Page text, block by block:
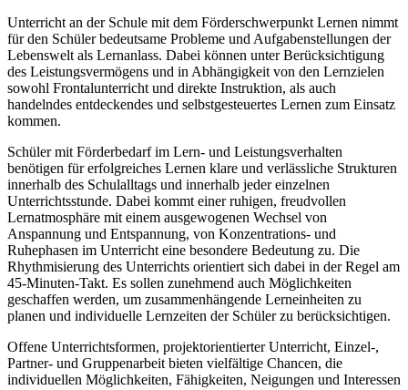
Unterricht an der Schule mit dem Förderschwerpunkt Lernen nimmt
für den Schüler bedeutsame Probleme und Aufgabenstellungen der
Lebenswelt als Lernanlass. Dabei können unter Berücksichtigung
des Leistungsvermögens und in Abhängigkeit von den Lernzielen
sowohl Frontalunterricht und direkte Instruktion, als auch
handelndes entdeckendes und selbstgesteuertes Lernen zum Einsatz
kommen.
Schüler mit Förderbedarf im Lern- und Leistungsverhalten
benötigen für erfolgreiches Lernen klare und verlässliche Strukturen
innerhalb des Schulalltags und innerhalb jeder einzelnen
Unterrichtsstunde. Dabei kommt einer ruhigen, freudvollen
Lernatmosphäre mit einem ausgewogenen Wechsel von
Anspannung und Entspannung, von Konzentrations- und
Ruhephasen im Unterricht eine besondere Bedeutung zu. Die
Rhythmisierung des Unterrichts orientiert sich dabei in der Regel am
45-Minuten-Takt. Es sollen zunehmend auch Möglichkeiten
geschaffen werden, um zusammenhängende Lerneinheiten zu
planen und individuelle Lernzeiten der Schüler zu berücksichtigen.
Offene Unterrichtsformen, projektorientierter Unterricht, Einzel-,
Partner- und Gruppenarbeit bieten vielfältige Chancen, die
individuellen Möglichkeiten, Fähigkeiten, Neigungen und Interessen